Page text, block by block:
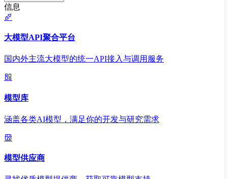
信息
大模型API聚合平台
国内外主流大模型的统一API接入与调用服务
模型库
涵盖各类AI模型，满足你的开发与研究需求
模型供应商